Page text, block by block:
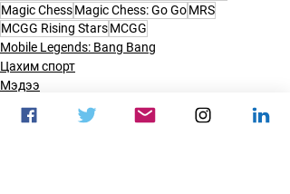
Magic ChessMagic Chess: Go GoMRS
MCGG Rising StarsMCGG
Mobile Legends: Bang Bang
Цахим спорт
Мэдээ